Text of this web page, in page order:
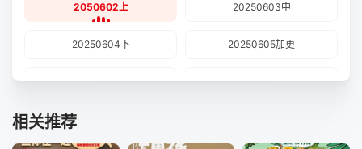
2050602上 20250603中
20250604下 20250605加更
20250609上 20250610中
20250611下
相关推荐